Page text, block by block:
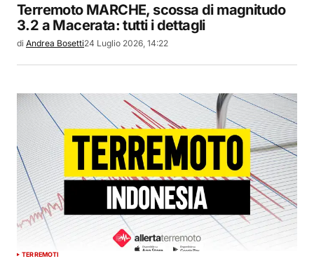
Terremoto MARCHE, scossa di magnitudo
3.2 a Macerata: tutti i dettagli
di Andrea Bosetti24 Luglio 2026, 14:22
TERREMOTI